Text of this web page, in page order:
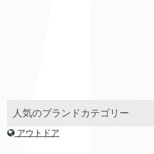
人気のブランドカテゴリー
アウトドア